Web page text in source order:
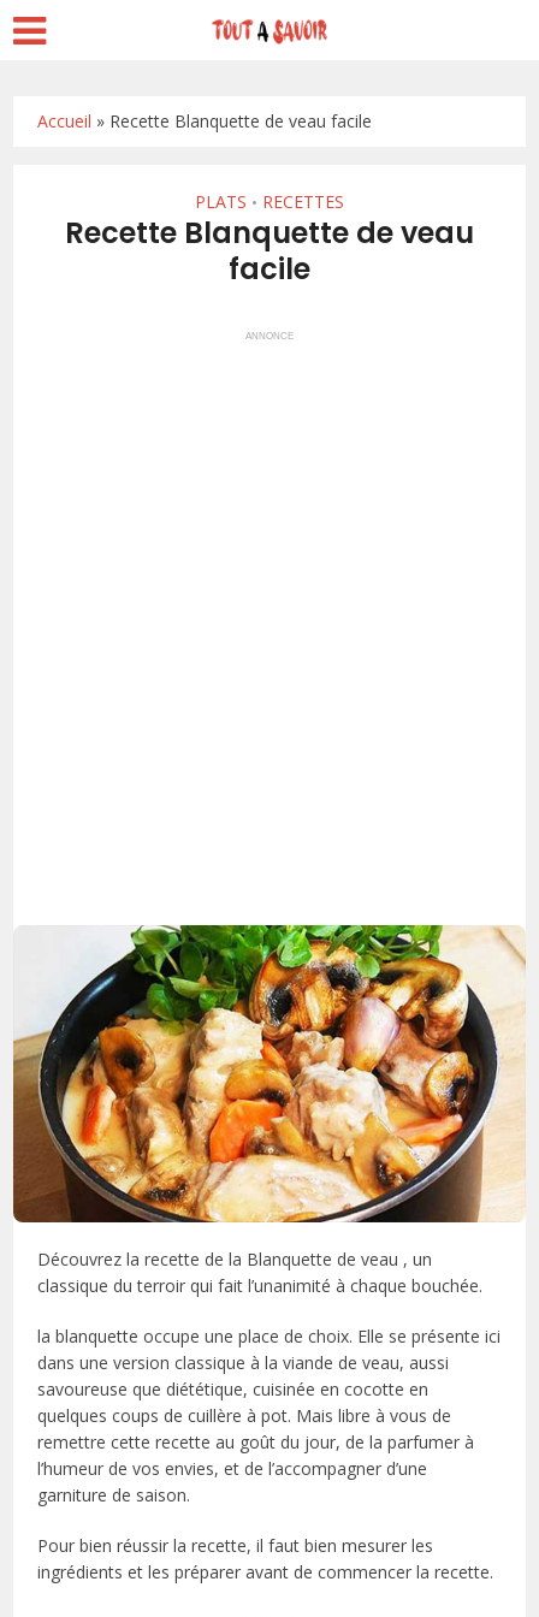
Accueil » Recette Blanquette de veau facile
PLATS • RECETTES
Recette Blanquette de veau
facile
ANNONCE
Découvrez la recette de la Blanquette de veau , un
classique du terroir qui fait l’unanimité à chaque bouchée.
la blanquette occupe une place de choix. Elle se présente ici
dans une version classique à la viande de veau, aussi
savoureuse que diététique, cuisinée en cocotte en
quelques coups de cuillère à pot. Mais libre à vous de
remettre cette recette au goût du jour, de la parfumer à
l’humeur de vos envies, et de l’accompagner d’une
garniture de saison.
Pour bien réussir la recette, il faut bien mesurer les
ingrédients et les préparer avant de commencer la recette.